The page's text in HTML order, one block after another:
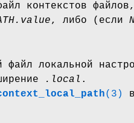
контекстов
, либо (если
файл локальной
.local .
(3)